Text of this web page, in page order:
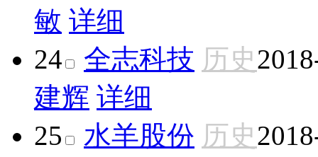
敏 详细
24
全志科技 历史
建辉 详细
25
水羊股份 历史